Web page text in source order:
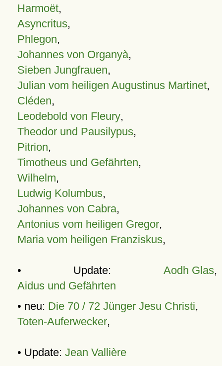
Harmoët,
Asyncritus,
Phlegon,
Johannes von Organyà,
Sieben Jungfrauen,
Julian vom heiligen Augustinus Martinet,
Cléden,
Leodebold von Fleury,
Theodor und Pausilypus,
Pitrion,
Timotheus und Gefährten,
Wilhelm,
Ludwig Kolumbus,
Johannes von Cabra,
Antonius vom heiligen Gregor,
Maria vom heiligen Franziskus,
• Update: Aodh Glas,
Aidus und Gefährten
• neu: Die 70 / 72 Jünger Jesu Christi,
Toten-Auferwecker,
• Update: Jean Vallière